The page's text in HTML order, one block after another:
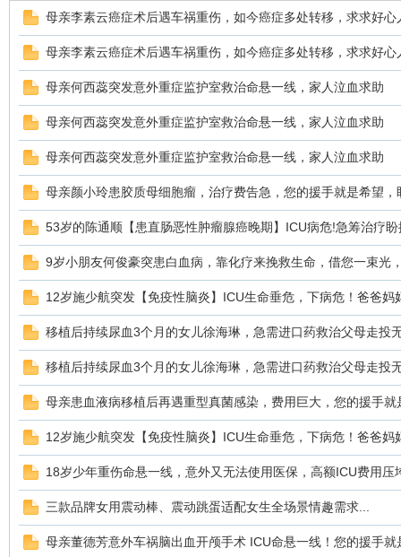
母亲李素云癌症术后遇车祸重伤，如今癌症多处转移，求求好心
母亲李素云癌症术后遇车祸重伤，如今癌症多处转移，求求好心
母亲何西蕊突发意外重症监护室救治命悬一线，家人泣血求助
母亲何西蕊突发意外重症监护室救治命悬一线，家人泣血求助
母亲何西蕊突发意外重症监护室救治命悬一线，家人泣血求助
母亲颜小玲患胶质母细胞瘤，治疗费告急，您的援手就是希望，
53岁的陈通顺【患直肠恶性肿瘤腺癌晚期】ICU病危!急筹治疗盼
9岁小朋友何俊豪突患白血病，靠化疗来挽救生命，借您一束光
12岁施少航突发【免疫性脑炎】ICU生命垂危，下病危！爸爸妈
移植后持续尿血3个月的女儿徐海琳，急需进口药救治父母走投
移植后持续尿血3个月的女儿徐海琳，急需进口药救治父母走投
母亲患血液病移植后再遇重型真菌感染，费用巨大，您的援手就
12岁施少航突发【免疫性脑炎】ICU生命垂危，下病危！爸爸妈
18岁少年重伤命悬一线，意外又无法使用医保，高额ICU费用压
三款品牌女用震动棒、震动跳蛋适配女生全场景情趣需求...
母亲董德芳意外车祸脑出血开颅手术 ICU命悬一线！您的援手就